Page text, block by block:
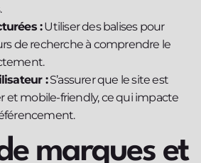
:Utiliser des balises pour
de recherche à comprendre le
:S’assurer que le site est
et mobile-friendly, ce qui impacte
marques et